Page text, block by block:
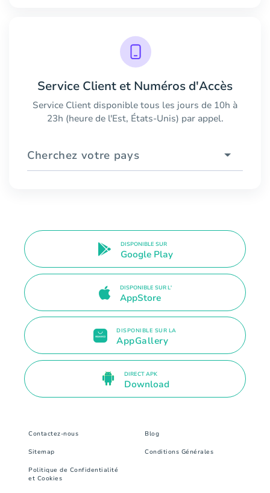
Service Client et Numéros d'Accès
Service Client disponible tous les jours de 10h à
23h (heure de l'Est, États-Unis) par appel.
Cherchez votre pays
DISPONIBLE SUR
Google Play
DISPONIBLE SUR L'
AppStore
DISPONIBLE SUR LA
AppGallery
DIRECT APK
Download
Contactez-nous Blog
Sitemap Conditions Générales
Politique de Confidentialité
et Cookies